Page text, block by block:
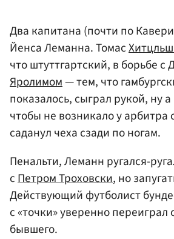
Два капитана (почти по
Йенса Леманна. Томас
что штуттгартский, в борьбе с
Яролимом— тем, что
показалось, сыграл рукой, ну
чтобы не возникало у арбитра
саданул чеха сзади по ногам.
Пенальти, Леманн ругался-
сПетром Троховски, но
Действующий футболист
с «точки» уверенно переиграл
бывшего.